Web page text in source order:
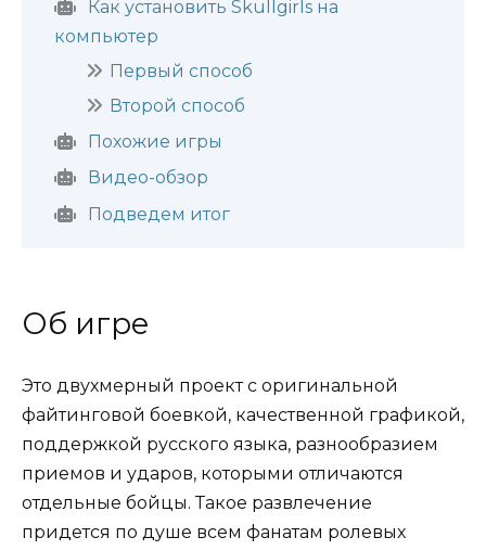
Как установить Skullgirls на
компьютер
Первый способ
Второй способ
Похожие игры
Видео-обзор
Подведем итог
Об игре
Это двухмерный проект с оригинальной
файтинговой боевкой, качественной графикой,
поддержкой русского языка, разнообразием
приемов и ударов, которыми отличаются
отдельные бойцы. Такое развлечение
придется по душе всем фанатам ролевых